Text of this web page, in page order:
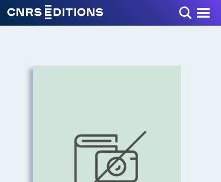
Toggle Menu